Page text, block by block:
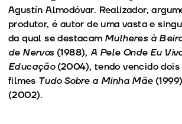
Agustín Almodóvar. Realizador,
produtor, é autor de uma vasta e
da qual se destacam Mulheres à
de Nervos (1988),A Pele Onde Eu
Educação(2004), tendo vencido
filmes Tudo Sobre a Minha Mãe
(2002).